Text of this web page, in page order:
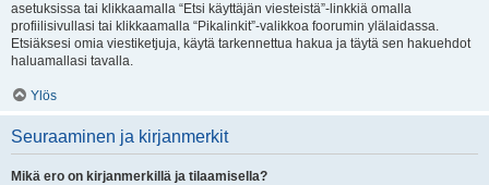
asetuksissa tai klikkaamalla “Etsi käyttäjän viesteistä”-linkkiä omalla
profiilisivullasi tai klikkaamalla “Pikalinkit”-valikkoa foorumin ylälaidassa.
Etsiäksesi omia viestiketjuja, käytä tarkennettua hakua ja täytä sen hakuehdot
haluamallasi tavalla.
Ylös
Seuraaminen ja kirjanmerkit
Mikä ero on kirjanmerkillä ja tilaamisella?